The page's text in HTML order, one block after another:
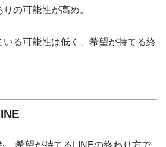
の可能性が高め。
る可能性は低く、希望が持てる終